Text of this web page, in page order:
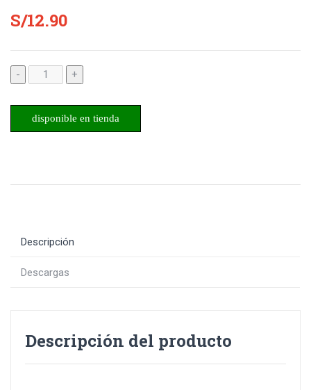
S/12.90
- +
disponible en tienda
Descripción
Descargas
Descripción del producto